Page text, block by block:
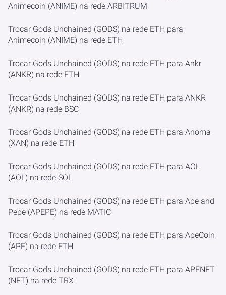
Animecoin (ANIME) na rede ARBITRUM
Trocar Gods Unchained (GODS) na rede ETH para
Animecoin (ANIME) na rede ETH
Trocar Gods Unchained (GODS) na rede ETH para Ankr
(ANKR) na rede ETH
Trocar Gods Unchained (GODS) na rede ETH para ANKR
(ANKR) na rede BSC
Trocar Gods Unchained (GODS) na rede ETH para Anoma
(XAN) na rede ETH
Trocar Gods Unchained (GODS) na rede ETH para AOL
(AOL) na rede SOL
Trocar Gods Unchained (GODS) na rede ETH para Ape and
Pepe (APEPE) na rede MATIC
Trocar Gods Unchained (GODS) na rede ETH para ApeCoin
(APE) na rede ETH
Trocar Gods Unchained (GODS) na rede ETH para APENFT
(NFT) na rede TRX